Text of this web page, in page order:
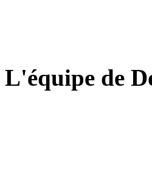
L'équipe de